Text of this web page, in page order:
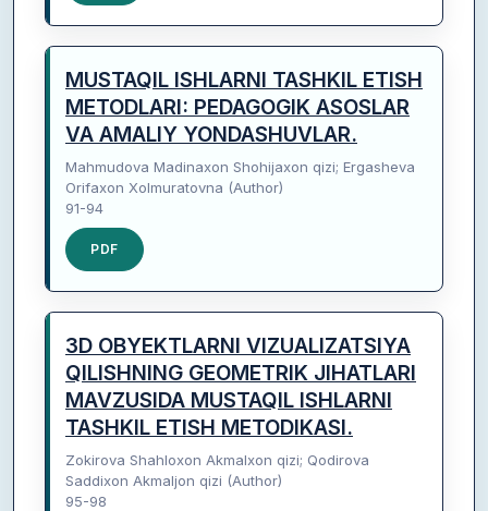
MUSTAQIL ISHLARNI TASHKIL ETISH
METODLARI: PEDAGOGIK ASOSLAR
VA AMALIY YONDASHUVLAR.
Mahmudova Madinaxon Shohijaxon qizi; Ergasheva
Orifaxon Xolmuratovna (Author)
91-94
PDF
3D OBYEKTLARNI VIZUALIZATSIYA
QILISHNING GEOMETRIK JIHATLARI
MAVZUSIDA MUSTAQIL ISHLARNI
TASHKIL ETISH METODIKASI.
Zokirova Shahloxon Akmalxon qizi; Qodirova
Saddixon Akmaljon qizi (Author)
95-98